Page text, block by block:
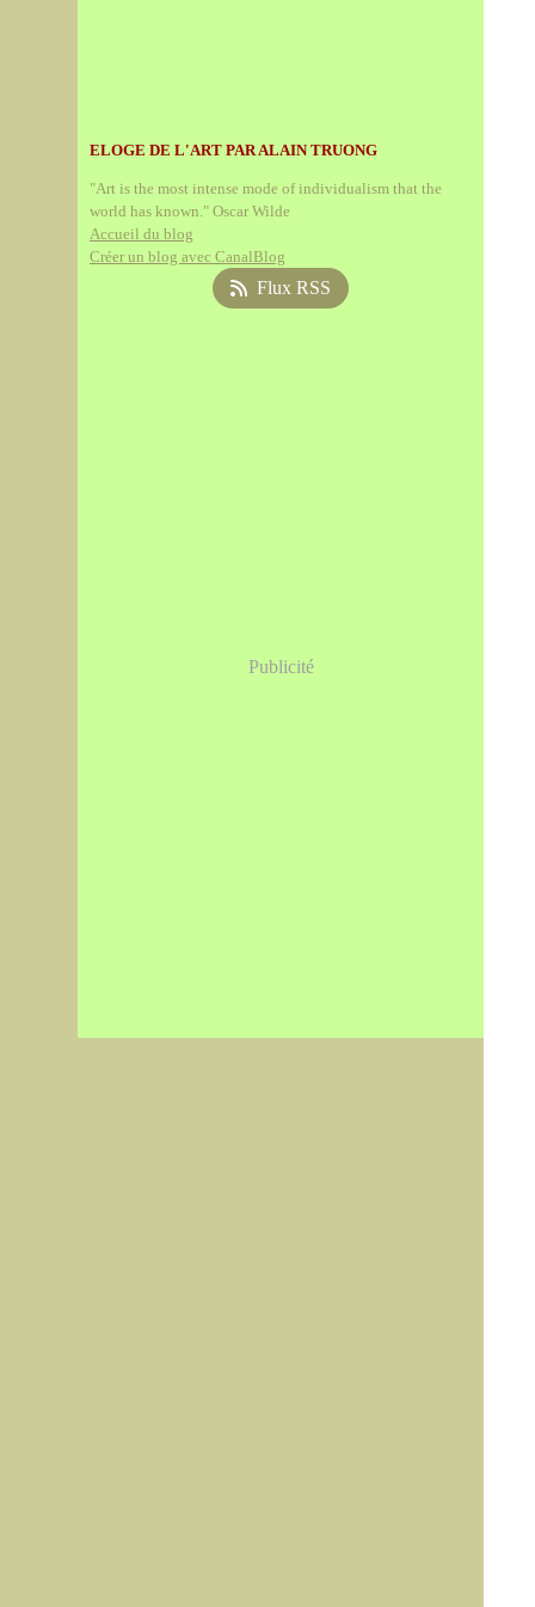
ELOGE DE L'ART PAR ALAIN TRUONG
"Art is the most intense mode of individualism that the
world has known." Oscar Wilde
Accueil du blog
Créer un blog avec CanalBlog
Flux RSS
Publicité